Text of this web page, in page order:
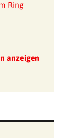
Ring
anzeigen